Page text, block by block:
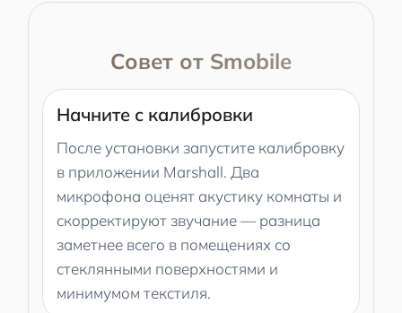
Совет от Smobile
Начните с калибровки
После установки запустите калибровку
в приложении Marshall. Два
микрофона оценят акустику комнаты и
скорректируют звучание — разница
заметнее всего в помещениях со
стеклянными поверхностями и
минимумом текстиля.